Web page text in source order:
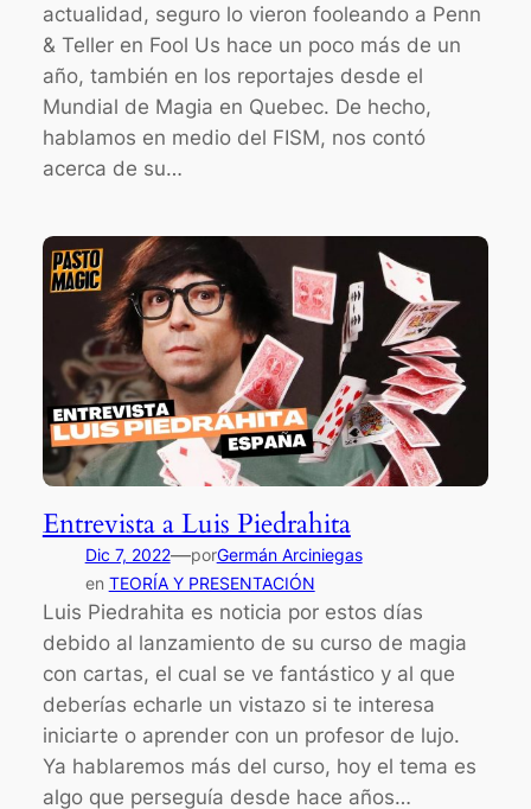
actualidad, seguro lo vieron fooleando a Penn
& Teller en Fool Us hace un poco más de un
año, también en los reportajes desde el
Mundial de Magia en Quebec. De hecho,
hablamos en medio del FISM, nos contó
acerca de su…
Entrevista a Luis Piedrahita
Dic 7, 2022—porGermán Arciniegas
en TEORÍA Y PRESENTACIÓN
Luis Piedrahita es noticia por estos días
debido al lanzamiento de su curso de magia
con cartas, el cual se ve fantástico y al que
deberías echarle un vistazo si te interesa
iniciarte o aprender con un profesor de lujo.
Ya hablaremos más del curso, hoy el tema es
algo que perseguía desde hace años…